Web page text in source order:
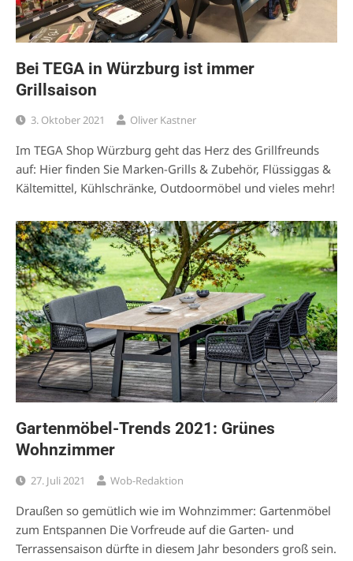
Bei TEGA in Würzburg ist immer
Grillsaison
3. Oktober 2021 Oliver Kastner
Im TEGA Shop Würzburg geht das Herz des Grillfreunds
auf: Hier finden Sie Marken-Grills & Zubehör, Flüssiggas &
Kältemittel, Kühlschränke, Outdoormöbel und vieles mehr!
Gartenmöbel-Trends 2021: Grünes
Wohnzimmer
27. Juli 2021 Wob-Redaktion
Draußen so gemütlich wie im Wohnzimmer: Gartenmöbel
zum Entspannen Die Vorfreude auf die Garten- und
Terrassensaison dürfte in diesem Jahr besonders groß sein.